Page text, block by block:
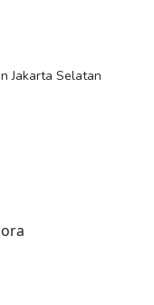
Jakarta Selatan